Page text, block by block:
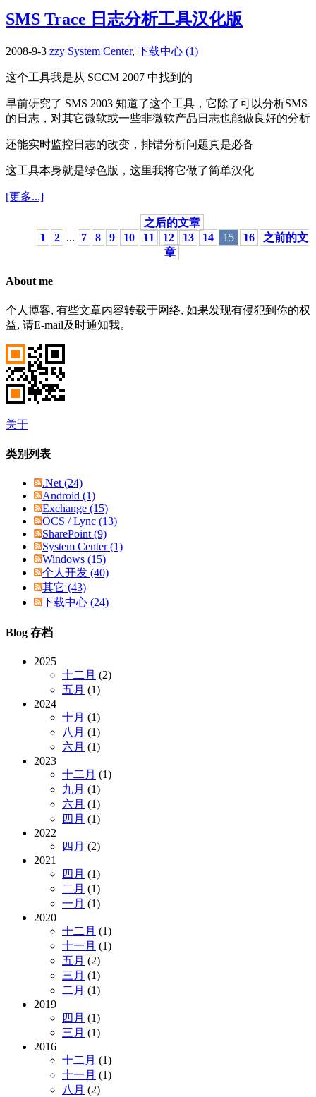
SMS Trace 日志分析工具汉化版
2008-9-3 zzy System Center, 下载中心 (1)
这个工具我是从 SCCM 2007 中找到的
早前研究了 SMS 2003 知道了这个工具，它除了可以分析SMS
的日志，对其它微软或一些非微软产品日志也能做良好的分析
还能实时监控日志的改变，排错分析问题真是必备
这工具本身就是绿色版，这里我将它做了简单汉化
[更多...]
之后的文章
1
2 ... 7 8 9 10 11 12 13 14 15 16
之前的文
章
About me
个人博客, 有些文章内容转载于网络, 如果发现有侵犯到你的权
益, 请E-mail及时通知我。
关于
类别列表
.Net (24)
Android (1)
Exchange (15)
OCS / Lync (13)
SharePoint (9)
System Center (1)
Windows (15)
个人开发 (40)
其它 (43)
下载中心 (24)
Blog 存档
2025
十二月 (2)
五月 (1)
2024
十月 (1)
八月 (1)
六月 (1)
2023
十二月 (1)
九月 (1)
六月 (1)
四月 (1)
2022
四月 (2)
2021
四月 (1)
二月 (1)
一月 (1)
2020
十二月 (1)
十一月 (1)
五月 (2)
三月 (1)
二月 (1)
2019
四月 (1)
三月 (1)
2016
十二月 (1)
十一月 (1)
八月 (2)